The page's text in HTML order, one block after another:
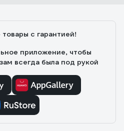
с гарантией!
приложение, чтобы
всегда была под рукой